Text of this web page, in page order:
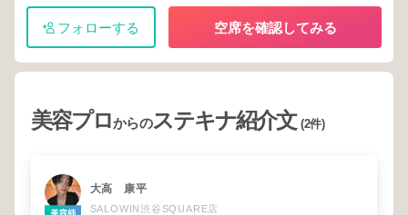
フォローする 空席を確認してみる
美容プロからのステキナ紹介文(2件)
大高 康平
SALOWIN渋谷SQUARE店